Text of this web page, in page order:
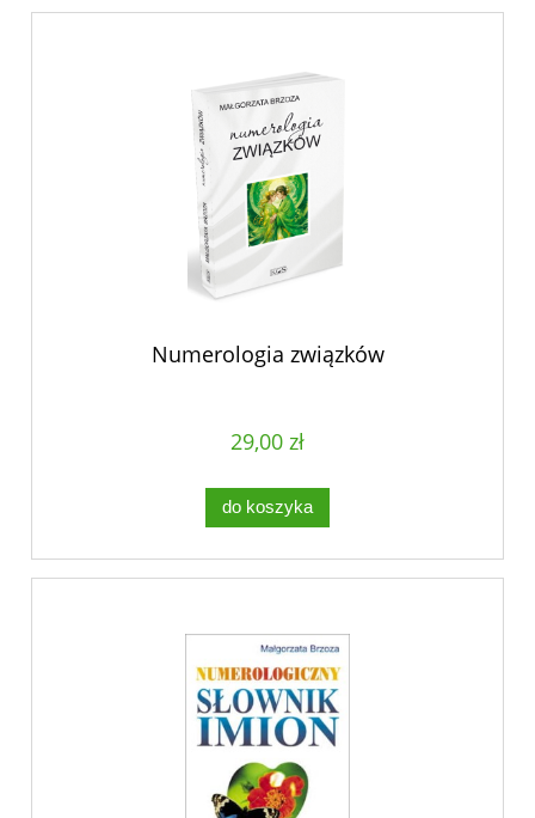
Numerologia związków
29,00 zł
do koszyka